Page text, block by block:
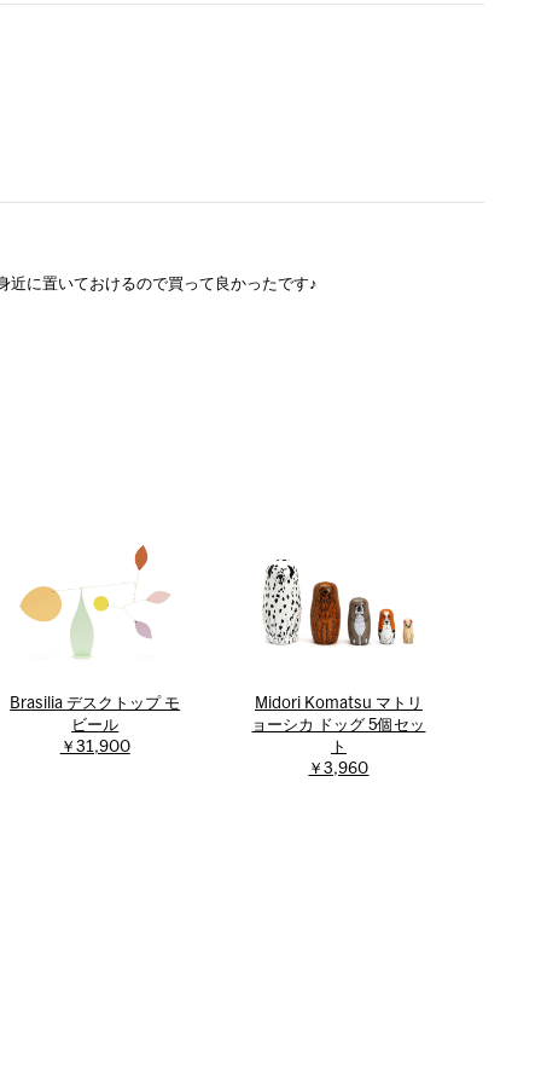
近に置いておけるので買って良かったです♪
Brasilia デスクトップ モ
ビール
￥31,900
Midori Komatsu マトリ
ョーシカ ドッグ 5個セッ
ト
￥3,960